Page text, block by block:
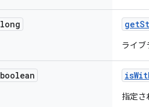
long get
ライブ
boolean is
指定さ